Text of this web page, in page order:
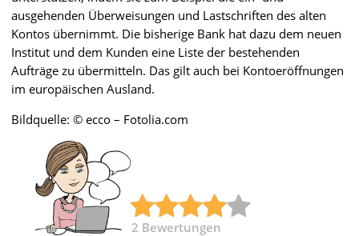
ausgehenden Überweisungen und Lastschriften des alten
Kontos übernimmt. Die bisherige Bank hat dazu dem neuen
Institut und dem Kunden eine Liste der bestehenden
Aufträge zu übermitteln. Das gilt auch bei Kontoeröffnungen
im europäischen Ausland.
Bildquelle: © ecco – Fotolia.com
2 Bewertungen